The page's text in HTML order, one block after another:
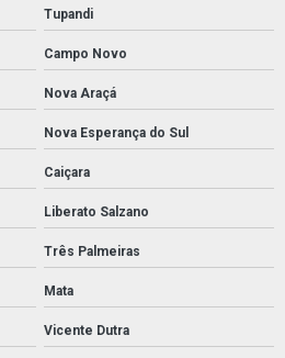
Tupandi
Campo Novo
Nova Araçá
Nova Esperança do Sul
Caiçara
Liberato Salzano
Três Palmeiras
Mata
Vicente Dutra